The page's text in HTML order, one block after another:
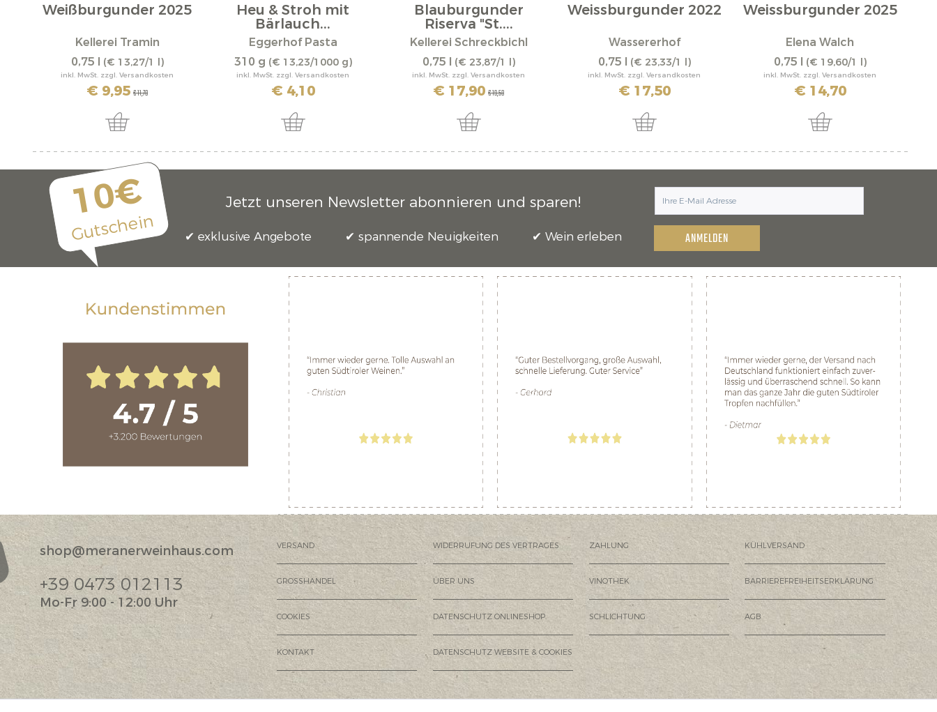
Weißburgunder 2025
Kellerei Tramin
0,75 l (€ 13,27/1 l)
inkl. MwSt. zzgl. Versandkosten
€ 9,95 € 11,70
Heu & Stroh mit
Bärlauch...
Eggerhof Pasta
310 g (€ 13,23/1000 g)
inkl. MwSt. zzgl. Versandkosten
€ 4,10
Blauburgunder
Riserva "St....
Kellerei Schreckbichl
0,75 l (€ 23,87/1 l)
inkl. MwSt. zzgl. Versandkosten
€ 17,90 € 19,50
Weissburgunder 2022
Wassererhof
0,75 l (€ 23,33/1 l)
inkl. MwSt. zzgl. Versandkosten
€ 17,50
Weissburgunder 2025
Elena Walch
0,75 l (€ 19,60/1 l)
inkl. MwSt. zzgl. Versandkosten
€ 14,70
10€
Gutschein
Jetzt unseren Newsletter abonnieren und sparen!
exklusive Angebote spannende Neuigkeiten Wein erleben ANMELDEN
shop@meranerweinhaus.com
+39 0473 012113
Mo-Fr 9:00 - 12:00 Uhr
VERSAND WIDERRUFUNG DES VERTRAGES ZAHLUNG KÜHLVERSAND
GROSSHANDEL ÜBER UNS VINOTHEK BARRIEREFREIHEITSERKLÄRUNG
COOKIES DATENSCHUTZ ONLINESHOP SCHLICHTUNG AGB
KONTAKT DATENSCHUTZ WEBSITE & COOKIES